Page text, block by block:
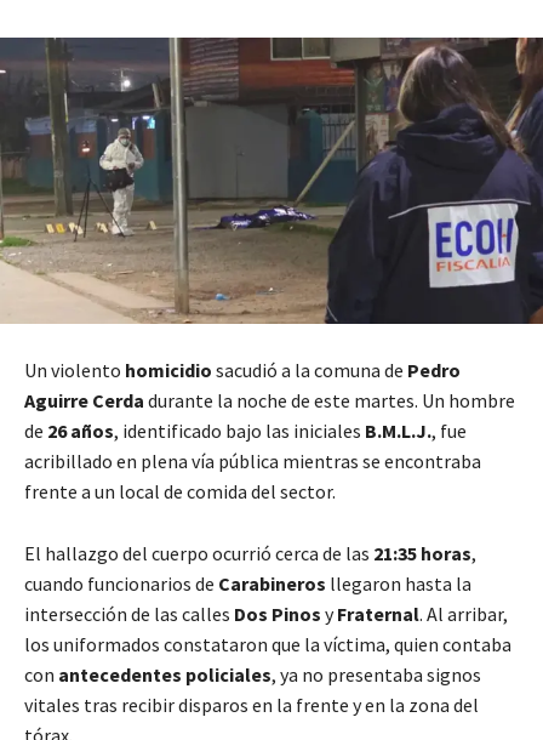
Un violento homicidio sacudió a la comuna de Pedro
Aguirre Cerda durante la noche de este martes. Un hombre
de 26 años, identificado bajo las iniciales B.M.L.J., fue
acribillado en plena vía pública mientras se encontraba
frente a un local de comida del sector.
El hallazgo del cuerpo ocurrió cerca de las 21:35 horas,
cuando funcionarios de Carabineros llegaron hasta la
intersección de las calles Dos Pinos yFraternal. Al arribar,
los uniformados constataron que la víctima, quien contaba
con antecedentes policiales, ya no presentaba signos
vitales tras recibir disparos en la frente y en la zona del